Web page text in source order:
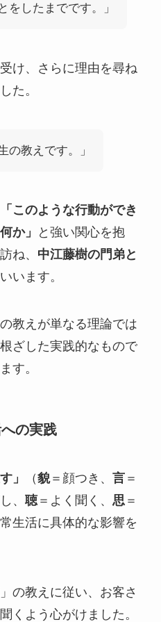
をしたまでです。」
け、さらに理由を尋ね
た。
の教えです。」
「このような行動ができ
か」
と強い関心を抱
ね、 中江藤樹の門弟と
います。
教えが単なる理論では
ざした実践的なもので
す。
の実践
」 （貌＝顔つき、 言＝
、 聴＝よく聞く、 思＝
生活に具体的な影響を
の教えに従い、お客さ
くよう心がけました。